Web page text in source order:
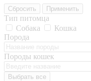
Сбросить Применить
Тип питомца
Собака
Кошка
Порода
Породы кошек
Выбрать все